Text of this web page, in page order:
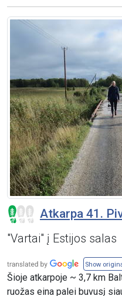
Atkarpa 41.
"Vartai" į Estijos salas
Show
Šioje atkarpoje ~ 3,7 km
ruožas eina palei buvusį